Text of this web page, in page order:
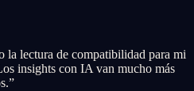
la lectura de compatibilidad para mi
insights con IA van mucho más
”